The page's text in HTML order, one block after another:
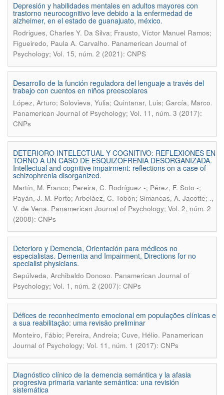
Depresión y habilidades mentales en adultos mayores con
trastorno neurocognitivo leve debido a la enfermedad de
alzheimer, en el estado de guanajuato, méxico.
Rodrigues, Charles Y. Da Silva; Frausto, Víctor Manuel Ramos;
Figueiredo, Paula A. Carvalho. Panamerican Journal of
Psychology; Vol. 15, núm. 2 (2021): CNPS
Desarrollo de la función reguladora del lenguaje a través del
trabajo con cuentos en niños preescolares
López, Arturo; Solovieva, Yulia; Quintanar, Luis; García, Marco.
Panamerican Journal of Psychology; Vol. 11, núm. 3 (2017):
CNPs
DETERIORO INTELECTUAL Y COGNITIVO: REFLEXIONES EN
TORNO A UN CASO DE ESQUIZOFRENIA DESORGANIZADA.
Intellectual and cognitive impairment: reflections on a case of
schizophrenia disorganized.
Martín, M. Franco; Pereira, C. Rodríguez -; Pérez, F. Soto -;
Payán, J. M. Porto; Arbeláez, C. Tobón; Simancas, A. Jacotte; .,
V. de Vena. Panamerican Journal of Psychology; Vol. 2, núm. 2
(2008): CNPs
Deterioro y Demencia, Orientación para médicos no
especialistas. Dementia and Impairment, Directions for no
specialist physicians.
Sepúlveda, Archibaldo Donoso. Panamerican Journal of
Psychology; Vol. 1, núm. 2 (2007): CNPs
Défices de reconhecimento emocional em populações clínicas e
a sua reabilitação: uma revisão preliminar
Monteiro, Fábio; Pereira, Andreia; Cuve, Hélio. Panamerican
Journal of Psychology; Vol. 11, núm. 1 (2017): CNPs
Diagnóstico clínico de la demencia semántica y la afasia
progresiva primaria variante semántica: una revisión
sistemática